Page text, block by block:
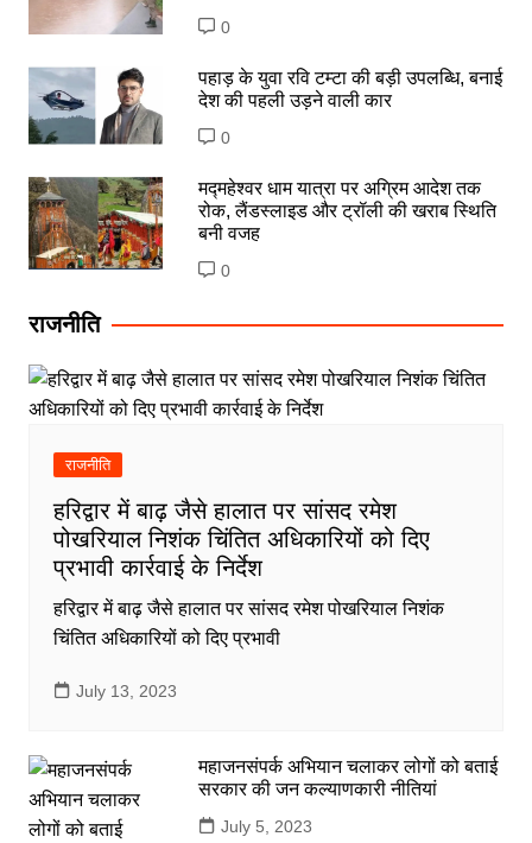
0
पहाड़ के युवा रवि टम्टा की बड़ी उपलब्धि, बनाई
देश की पहली उड़ने वाली कार
0
मद्महेश्वर धाम यात्रा पर अग्रिम आदेश तक
रोक, लैंडस्लाइड और ट्रॉली की खराब स्थिति
बनी वजह
0
राजनीति
राजनीति
हरिद्वार में बाढ़ जैसे हालात पर सांसद रमेश
पोखरियाल निशंक चिंतित अधिकारियों को दिए
प्रभावी कार्रवाई के निर्देश
हरिद्वार में बाढ़ जैसे हालात पर सांसद रमेश पोखरियाल निशंक
चिंतित अधिकारियों को दिए प्रभावी
July 13, 2023
महाजनसंपर्क अभियान चलाकर लोगों को बताई
सरकार की जन कल्याणकारी नीतियां
July 5, 2023